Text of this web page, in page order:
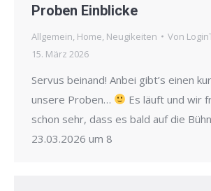
Proben Einblicke
Allgemein, Home, Neugikeiten Von
15. März 2026
Servus beinand! Anbei gibt’s einen
unsere Proben…
Es läuft und wir
schon sehr, dass es bald auf die
23.03.2026 um 8